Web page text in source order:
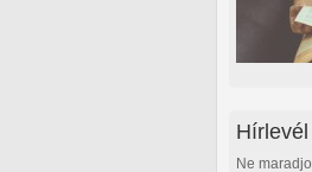
Hírlevél
Ne